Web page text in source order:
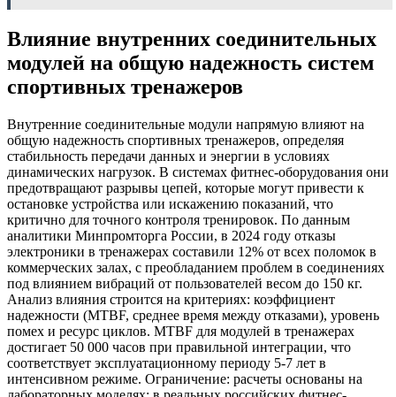
Влияние внутренних соединительных
модулей на общую надежность систем
спортивных тренажеров
Внутренние соединительные модули напрямую влияют на
общую надежность спортивных тренажеров, определяя
стабильность передачи данных и энергии в условиях
динамических нагрузок. В системах фитнес-оборудования они
предотвращают разрывы цепей, которые могут привести к
остановке устройства или искажению показаний, что
критично для точного контроля тренировок. По данным
аналитики Минпромторга России, в 2024 году отказы
электроники в тренажерах составили 12% от всех поломок в
коммерческих залах, с преобладанием проблем в соединениях
под влиянием вибраций от пользователей весом до 150 кг.
Анализ влияния строится на критериях: коэффициент
надежности (MTBF, среднее время между отказами), уровень
помех и ресурс циклов. MTBF для модулей в тренажерах
достигает 50 000 часов при правильной интеграции, что
соответствует эксплуатационному периоду 5-7 лет в
интенсивном режиме. Ограничение: расчеты основаны на